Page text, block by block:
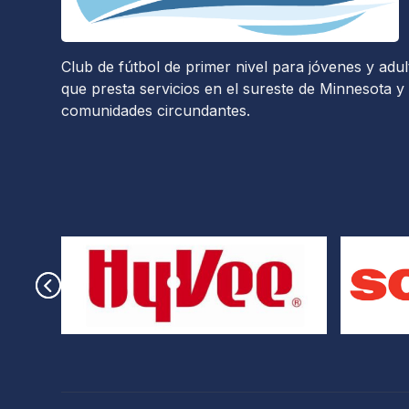
Club de fútbol de primer nivel para jóvenes y
que presta servicios en el sureste de Minnesota y
comunidades circundantes.